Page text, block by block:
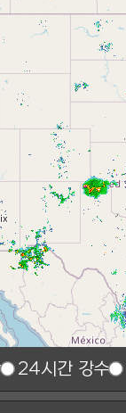
24시간 강수